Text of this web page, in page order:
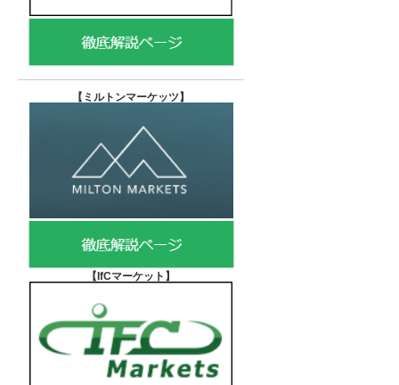
【 ミルトンマーケッツ】
【IfCマーケット 】